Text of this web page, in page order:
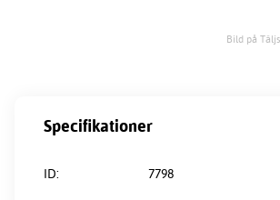
Bild på
Specifikationer
ID: 7798